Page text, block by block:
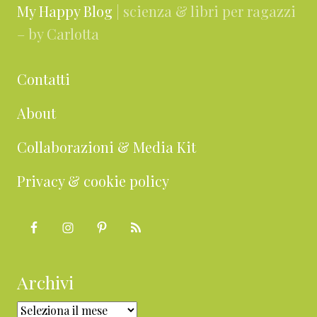
My Happy Blog | scienza & libri per ragazzi
– by Carlotta
Contatti
About
Collaborazioni & Media Kit
Privacy & cookie policy
Archivi
Archivi